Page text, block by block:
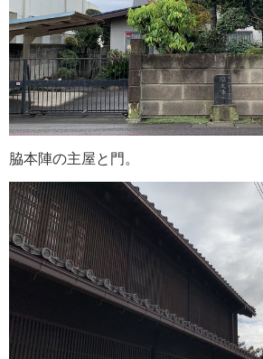
脇本陣の主屋と門。